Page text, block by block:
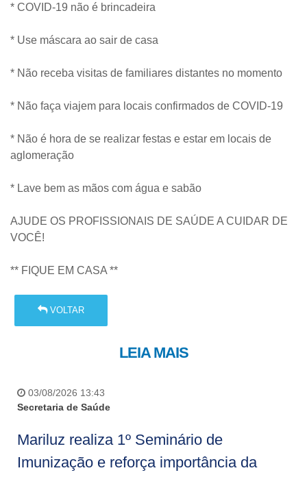
* COVID-19 não é brincadeira
* Use máscara ao sair de casa
* Não receba visitas de familiares distantes no momento
* Não faça viajem para locais confirmados de COVID-19
* Não é hora de se realizar festas e estar em locais de
aglomeração
* Lave bem as mãos com água e sabão
AJUDE OS PROFISSIONAIS DE SAÚDE A CUIDAR DE
VOCÊ!
** FIQUE EM CASA **
VOLTAR
LEIA MAIS
03/08/2026 13:43
Secretaria de Saúde
Mariluz realiza 1º Seminário de
Imunização e reforça importância da